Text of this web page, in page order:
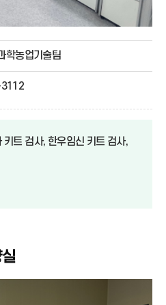
학농업기술팀
트 검사, 한우임신 키트 검사,